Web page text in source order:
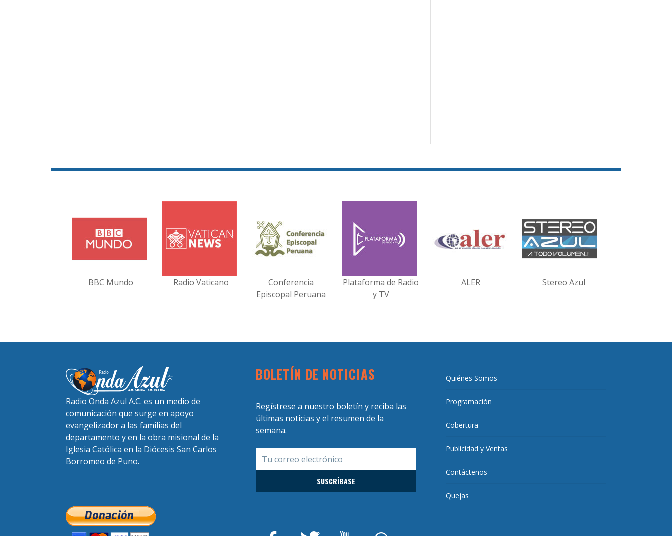
BBC Mundo Radio Vaticano
Conferencia
Episcopal Peruana
Plataforma de Radio
y TV
ALER Stereo Azul
Radio Onda Azul A.C. es un medio de
comunicación que surge en apoyo
evangelizador a las familias del
departamento y en la obra misional de la
Iglesia Católica en la Diócesis San Carlos
Borromeo de Puno.
BOLETÍN DE NOTICIAS
Regístrese a nuestro boletín y reciba las
últimas noticias y el resumen de la
semana.
Quiénes Somos
Programación
Cobertura
Publicidad y Ventas
Contáctenos
Quejas